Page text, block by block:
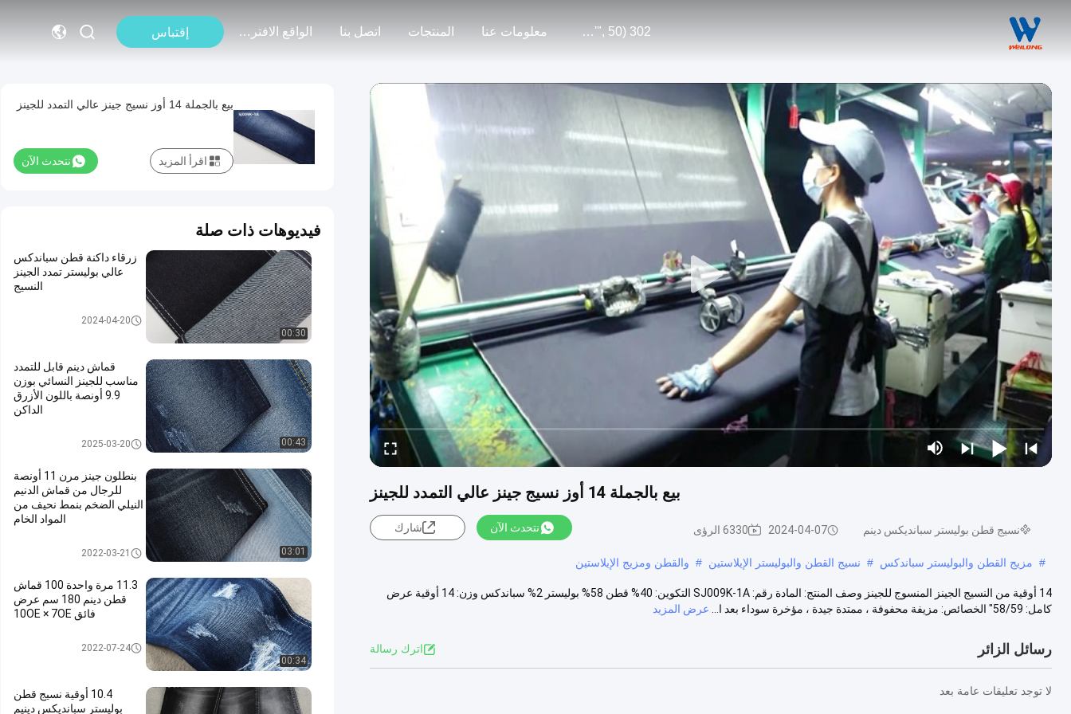
302 SetTimeout("javascript:location.href='https://www.google.com'", 50); معلومات عنا المنتجات اتصل بنا الواقع الافتراضي إقتباس
بيع بالجملة 14 أوز نسيج جينز عالي التمدد للجينز
نسيج قطن بوليستر سبانديكس دينم 2024-04-07 6330 الرؤى نتحدث الآن شارك
# مزيج القطن والبوليستر سباندكس # نسيج القطن والبوليستر الإيلاستين # والقطن ومزيج الإيلاستين
14 أوقية من النسيج الجينز المنسوج للجينز وصف المنتج: المادة رقم: SJ009K-1A التكوين: 40% قطن 58% بوليستر 2% سباندكس وزن: 14 أوقية عرض
كامل: 58/59" الخصائص: مزيفة محفوفة ، ممتدة جيدة ، مؤخرة سوداء بعد ا...
عرض المزيد
رسائل الزائر اترك رسالة
لا توجد تعليقات عامة بعد
بيع بالجملة 14 أوز نسيج جينز عالي التمدد للجينز
نتحدث الآن اقرأ المزيد
فيديوهات ذات صلة
00:30
زرقاء داكنة قطن سباندكس
عالي بوليستر تمدد الجينز
النسيج
تمتد قماش الدينيم2024-04-20
00:43
قماش دينم قابل للتمدد
مناسب للجينز النسائي بوزن
9.9 أونصة باللون الأزرق
الداكن
تمتد قماش الدينيم2025-03-20
03:01
بنطلون جينز مرن 11 أونصة
للرجال من قماش الدنيم
النيلي الضخم بنمط نحيف من
المواد الخام
نسيج قطن بوليستر سبانديكس دين
2022-03-21
00:34
11.3 مرة واحدة 100 قماش
قطن دينم 180 سم عرض
فائق 10OE × 7OE
100 نسيج قطن دينم
2022-07-24
10.4 أوقية نسيج قطن
بوليستر سبانديكس دينيم